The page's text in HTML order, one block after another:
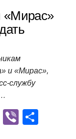
«Мирас»
и «Мирас»,
службу
M
Vi